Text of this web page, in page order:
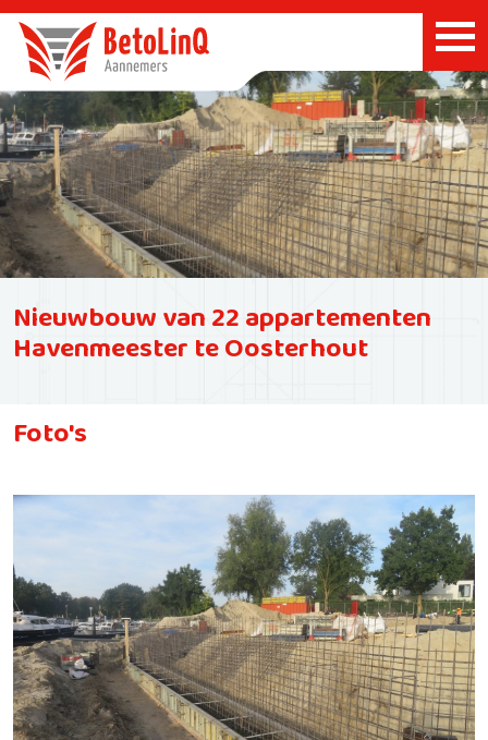
Nieuwbouw van 22 appartementen
Havenmeester te Oosterhout
Foto's